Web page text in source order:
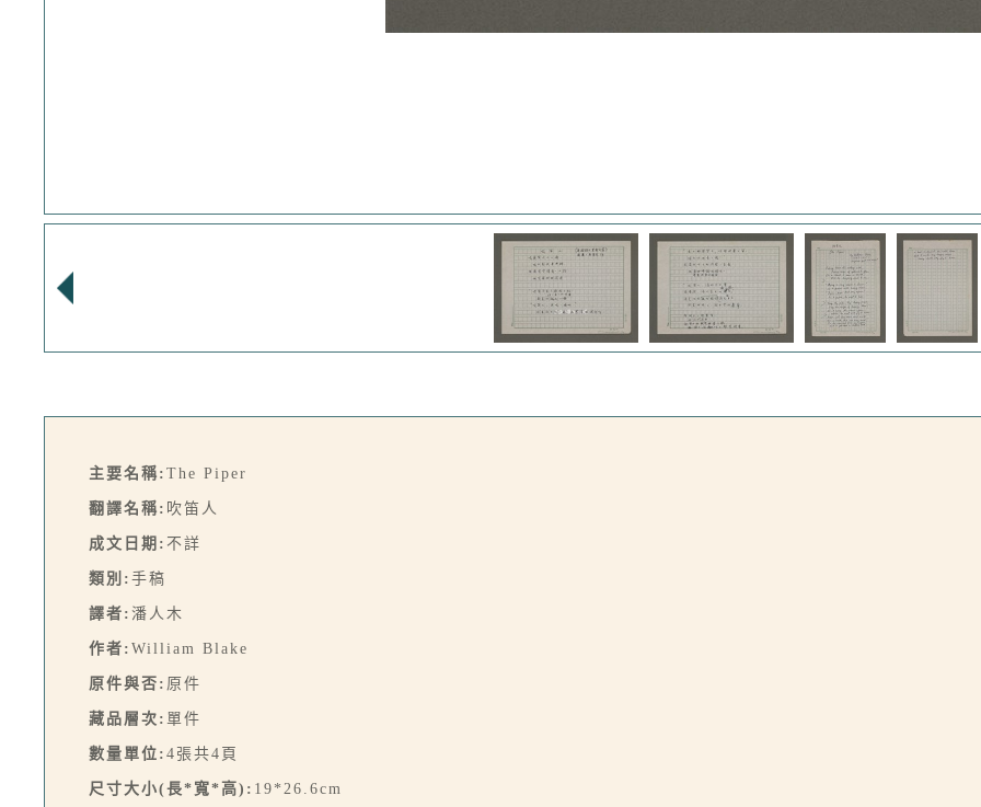
主要名稱: The Piper
翻譯名稱: 吹笛人
成文日期: 不詳
類別: 手稿
譯者: 潘人木
作者: William Blake
原件與否: 原件
藏品層次: 單件
數量單位: 4張共4頁
尺寸大小(長*寬*高): 19*26.6cm